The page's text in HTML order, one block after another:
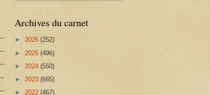
Archives du carnet
► 2026 (252)
► 2025 (496)
► 2024 (550)
► 2023 (665)
► 2022 (467)